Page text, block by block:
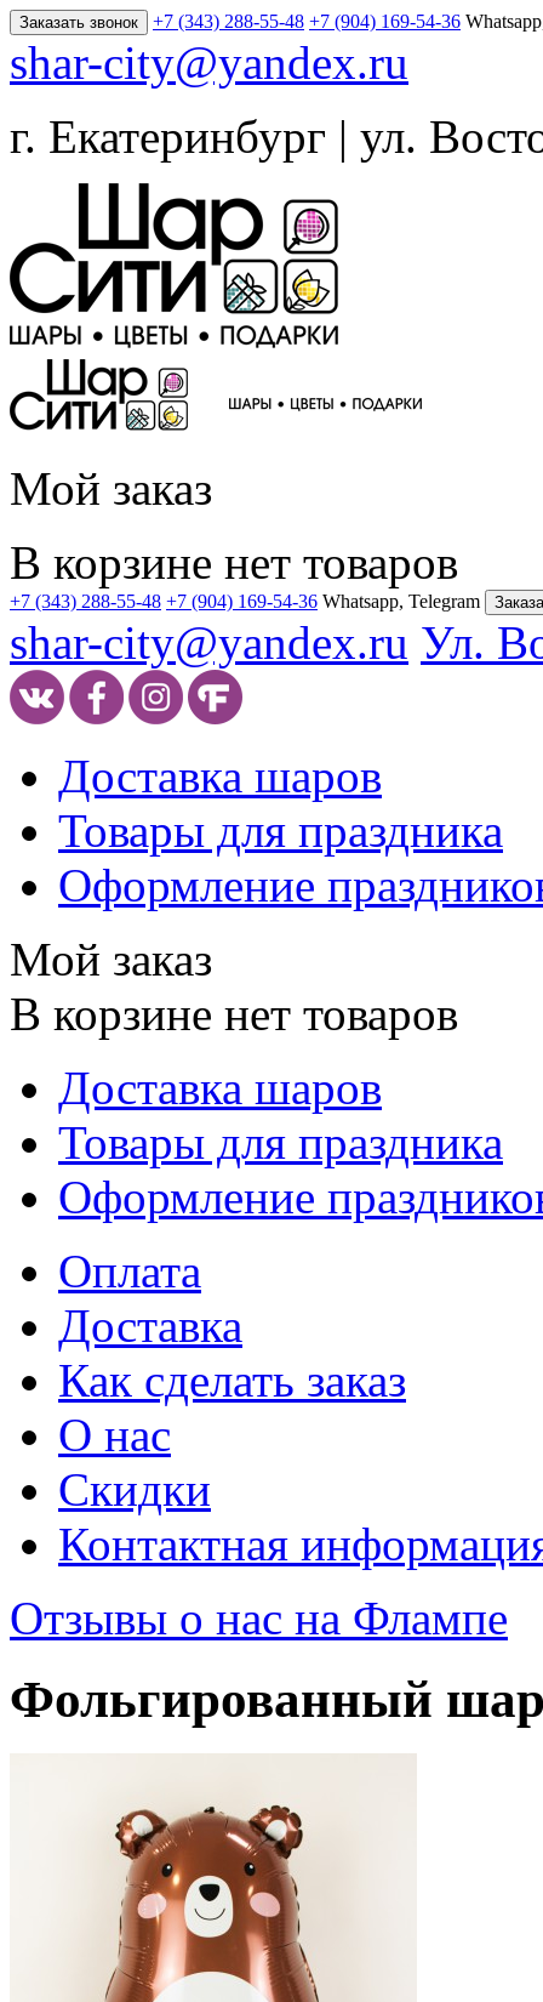
Заказать звонок +7 (343) 288-55-48 +7 (904) 169-54-36
shar-city@yandex.ru
г. Екатеринбург | ул.
Мой заказ
В корзине нет товаров
+7 (343) 288-55-48 +7 (904) 169-54-36 Whatsapp, Telegram
shar-city@yandex.ru Ул.
Доставка шаров
Товары для праздника
Оформление
Мой заказ
В корзине нет товаров
Доставка шаров
Товары для праздника
Оформление
Оплата
Доставка
Как сделать заказ
О нас
Скидки
Контактная
Отзывы о нас на Флампе
Фольгированный